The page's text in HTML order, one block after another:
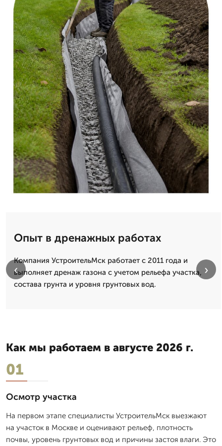
Опыт в дренажных работах
Компания УстроительМск работает с 2011 года и
выполняет дренаж газона с учетом рельефа участка,
состава грунта и уровня грунтовых вод.
‹ ›
Как мы работаем в августе 2026 г.
01
Осмотр участка
На первом этапе специалисты УстроительМск выезжают
на участок в Москве и оценивают рельеф, плотность
почвы, уровень грунтовых вод и причины застоя влаги. Это